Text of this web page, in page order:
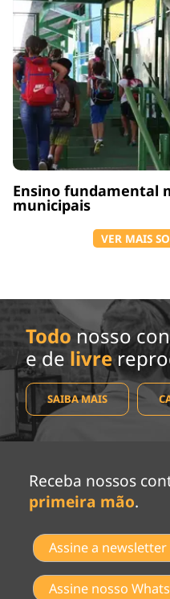
Ensino fundamental
municipais
VER MAIS
Todo nosso
e de livre
SAIBA MAIS
Receba nossos
primeira mão.
Assine a newsletter
Assine nosso